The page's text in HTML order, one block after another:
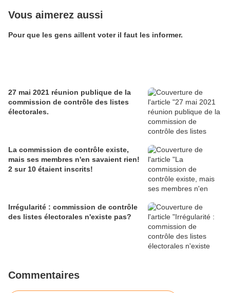
Vous aimerez aussi
Pour que les gens aillent voter il faut les informer.
27 mai 2021 réunion publique de la
commission de contrôle des listes
électorales.
La commission de contrôle existe,
mais ses membres n'en savaient rien!
2 sur 10 étaient inscrits!
Irrégularité : commission de contrôle
des listes électorales n'existe pas?
Commentaires